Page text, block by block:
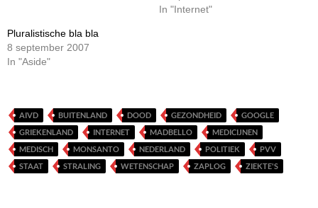
In "Internet"
Pluralistische bla bla
8 september 2007
In "Aside"
AIVD BUITENLAND DOOD GEZONDHEID
GOOGLE
GRIEKENLAND
INTERNET MADBELLO
MEDICIJNEN
MEDISCH
MONSANTO NEDERLAND POLITIEK
PVV
STAAT
STRALING WETENSCHAP ZAPLOG ZIEKTE'S